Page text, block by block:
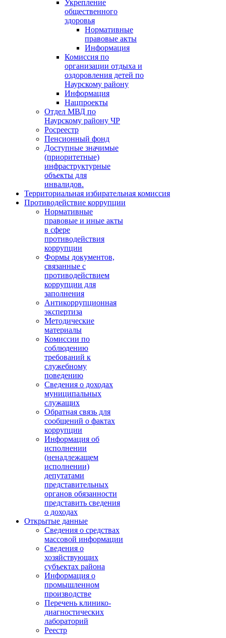
Укрепление
общественного
здоровья
Нормативные
правовые акты
Информация
Комиссия по
организации отдыха и
оздоровления детей по
Наурскому району
Информация
Нацпроекты
Отдел МВД по
Наурскому району ЧР
Росреестр
Пенсионный фонд
Доступные значимые
(приоритетные)
инфраструктурные
объекты для
инвалидов.
Территориальная избирательная комиссия
Противодействие коррупции
Нормативные
правовые и иные акты
в сфере
противодействия
коррупции
Формы документов,
связанные с
противодействием
коррупции для
заполнения
Антикоррупционная
экспертиза
Методические
материалы
Комиссии по
соблюдению
требований к
служебному
поведению
Сведения о доходах
муниципальных
служащих
Обратная связь для
сообщений о фактах
коррупции
Информация об
исполнении
(ненадлежащем
исполнении)
депутатами
представительных
органов обязанности
представить сведения
о доходах
Открытые данные
Сведения о средствах
массовой информации
Сведения о
хозяйствующих
субъектах района
Информация о
промышленном
производстве
Перечень клинико-
диагностических
лабораторий
Реестр